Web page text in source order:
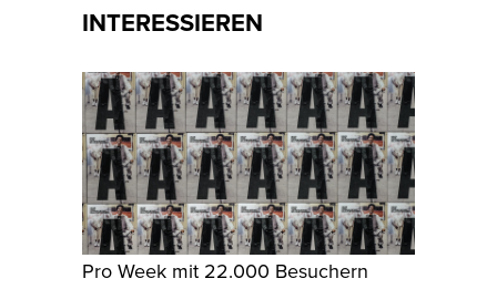
INTERESSIEREN
Pro Week mit 22.000 Besuchern